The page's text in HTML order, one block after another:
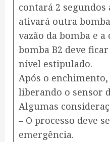
contará 2 segundos
ativará outra
vazão da bomba e
bomba B2 deve
nível estipulado.
Após o
liberando o sensor
Algumas
– O processo deve
emergência.